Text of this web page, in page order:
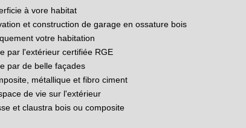
à vore habitat
et construction de garage en ossature bois
votre habitation
par l'extérieur certifiée RGE
par de belle façades
métallique et fibro ciment
de vie sur l'extérieur
et claustra bois ou composite